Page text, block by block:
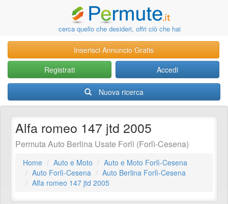
cerca quello che desideri, offri ciò che hai
Inserisci Annuncio Gratis
Registrati
Accedi
Nuova ricerca
Alfa romeo 147 jtd 2005
Permuta Auto Berlina Usate Forlì (Forlì-Cesena)
Home Auto e Moto
Auto e Moto Forlì-Cesena
Auto Forlì-Cesena
Auto Berlina Forlì-Cesena
Alfa romeo 147 jtd 2005